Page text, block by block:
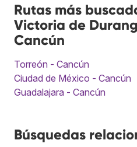
Rutas más
Victoria de
Cancún
Torreón - Cancún
Ciudad de México - Cancún
Guadalajara - Cancún
Búsquedas